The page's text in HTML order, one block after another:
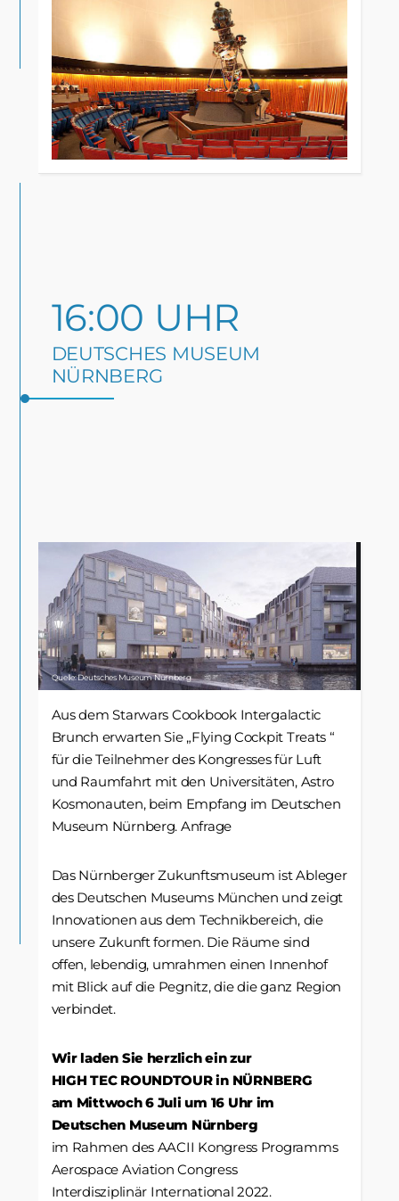
16:00 UHR
DEUTSCHES MUSEUM
NÜRNBERG
Quelle: Deutsches Museum Nürnberg
Aus dem Starwars Cookbook Intergalactic
Brunch erwarten Sie „Flying Cockpit Treats “
für die Teilnehmer des Kongresses für Luft
und Raumfahrt mit den Universitäten, Astro
Kosmonauten, beim Empfang im Deutschen
Museum Nürnberg. Anfrage
Das Nürnberger Zukunftsmuseum ist Ableger
des Deutschen Museums München und zeigt
Innovationen aus dem Technikbereich, die
unsere Zukunft formen. Die Räume sind
offen, lebendig, umrahmen einen Innenhof
mit Blick auf die Pegnitz, die die ganz Region
verbindet.
Wir laden Sie herzlich ein zur
HIGH TEC ROUNDTOUR in NÜRNBERG
am Mittwoch 6 Juli um 16 Uhr im
Deutschen Museum Nürnberg
im Rahmen des AACII Kongress Programms
Aerospace Aviation Congress
Interdisziplinär International 2022.